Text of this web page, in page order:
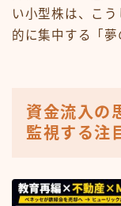
い小型株は、こ
的に集中する「夢
資金流入の
監視する注